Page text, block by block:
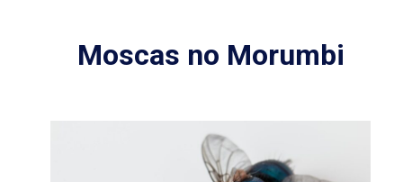
Moscas no Morumbi